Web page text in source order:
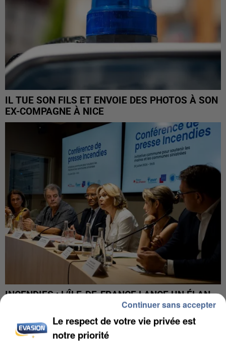
IL TUE SON FILS ET ENVOIE DES PHOTOS À SON
EX-COMPAGNE À NICE
INCENDIES : L’ÎLE-DE-FRANCE LANCE UN ÉLAN
DE SOLIDARITÉ AVEC LES...
Le respect de votre vie privée est
notre priorité
Continuer sans accepter